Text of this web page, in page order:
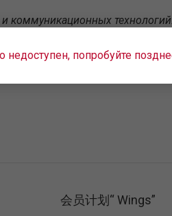
коммуникационных технологий.
документообороту и
перевести в электронный
попробуйте
会员计划“ Wings”